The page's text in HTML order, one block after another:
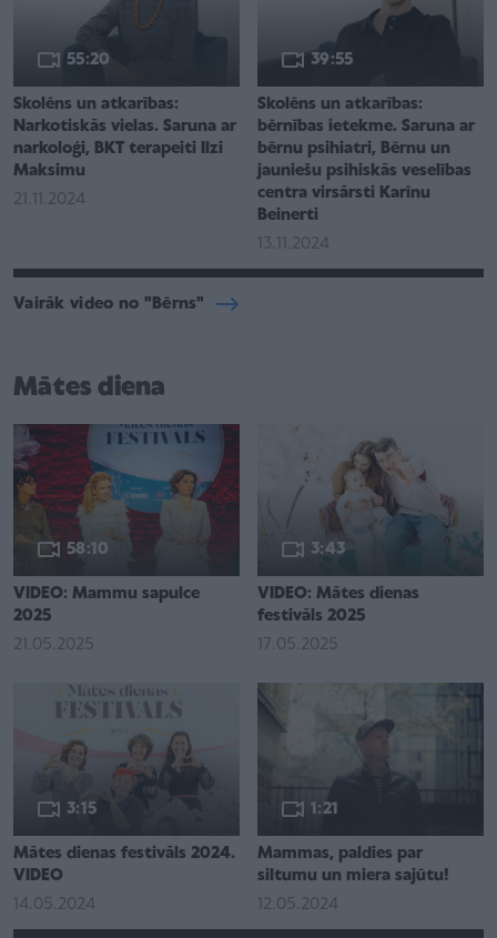
55:20
Skolēns un atkarības:
Narkotiskās vielas. Saruna ar
narkoloģi, BKT terapeiti Ilzi
Maksimu
21.11.2024
39:55
Skolēns un atkarības:
bērnības ietekme. Saruna ar
bērnu psihiatri, Bērnu un
jauniešu psihiskās veselības
centra virsārsti Karīnu
Beinerti
13.11.2024
Vairāk video no "Bērns"
Mātes diena
58:10
VIDEO: Mammu sapulce
2025
21.05.2025
3:43
VIDEO: Mātes dienas
festivāls 2025
17.05.2025
3:15
Mātes dienas festivāls 2024.
VIDEO
14.05.2024
1:21
Mammas, paldies par
siltumu un miera sajūtu!
12.05.2024